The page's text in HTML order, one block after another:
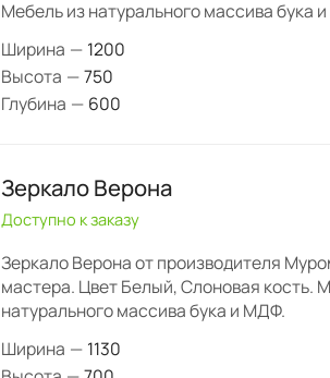
Мебель из натурального массива бука
Ширина — 1200
Высота —750
Глубина — 600
Зеркало Верона
Доступно к заказу
Зеркало Верона от производителя
мастера. Цвет Белый, Слоновая кость.
натурального массива бука и МДФ.
Ширина — 1130